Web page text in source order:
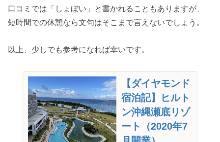
口コミでは「しょぼい」と書かれることもありますが、
短時間での休憩なら文句はそこまで言えないでしょう。
以上、少しでも参考になれば幸いです。
【ダイヤモンド
宿泊記】ヒルト
ン沖縄瀬底リゾ
ート（2020年7